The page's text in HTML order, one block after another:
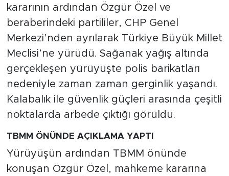
kararının ardından Özgür Özel ve
beraberindeki partililer, CHP Genel
Merkezi’nden ayrılarak Türkiye Büyük Millet
Meclisi’ne yürüdü. Sağanak yağış altında
gerçekleşen yürüyüşte polis barikatları
nedeniyle zaman zaman gerginlik yaşandı.
Kalabalık ile güvenlik güçleri arasında çeşitli
noktalarda arbede çıktığı görüldü.
TBMM ÖNÜNDE AÇIKLAMA YAPTI
Yürüyüşün ardından TBMM önünde
konuşan Özgür Özel, mahkeme kararına